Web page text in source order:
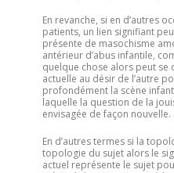
En revanche, si en d’autres
patients, un lien signifiant
présente de masochisme
antérieur d’abus infantile,
quelque chose alors peut se
actuelle au désir de l’autre
profondément la scène
laquelle la question de la
envisagée de façon nouvelle.
En d’autres termes si la
topologie du sujet alors le
actuel représente le sujet